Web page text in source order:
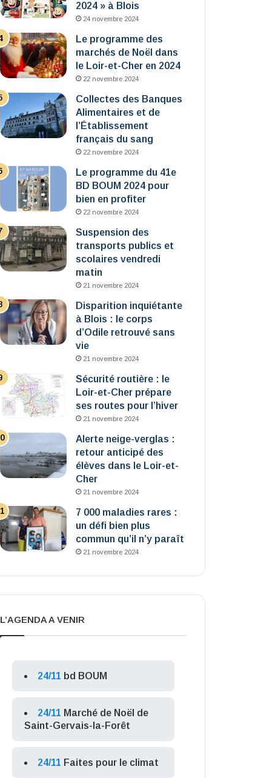
2024 » à Blois
24 novembre 2024
Le programme des
marchés de Noël dans
le Loir-et-Cher en 2024
22 novembre 2024
Collectes des Banques
Alimentaires et de
l’Établissement
français du sang
22 novembre 2024
Le programme du 41e
BD BOUM 2024 pour
bien en profiter
22 novembre 2024
Suspension des
transports publics et
scolaires vendredi
matin
21 novembre 2024
Disparition inquiétante
à Blois : le corps
d’Odile retrouvé sans
vie
21 novembre 2024
Sécurité routière : le
Loir-et-Cher prépare
ses routes pour l’hiver
21 novembre 2024
Alerte neige-verglas :
retour anticipé des
élèves dans le Loir-et-
Cher
21 novembre 2024
7 000 maladies rares :
un défi bien plus
commun qu’il n’y paraît
21 novembre 2024
L’AGENDA A VENIR
24/11 bd BOUM
24/11 Marché de Noël de
Saint-Gervais-la-Forêt
24/11 Faites pour le climat